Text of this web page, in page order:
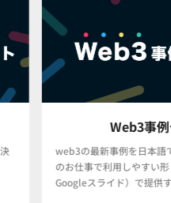
Web3事
web3の最新事例を日本語
のお仕事で利用しやすい
Googleスライド）で提供